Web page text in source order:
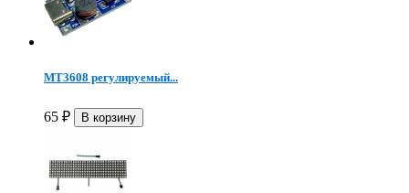
MT3608 регулируемый...
65 ₽